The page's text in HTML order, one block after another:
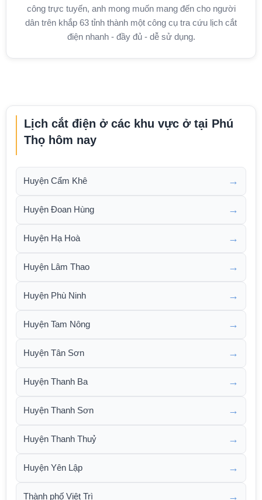
công trực tuyến, anh mong muốn mang đến cho người
dân trên khắp 63 tỉnh thành một công cụ tra cứu lịch cắt
điện nhanh - đầy đủ - dễ sử dụng.
Lịch cắt điện ở các khu vực ở tại Phú
Thọ hôm nay
Huyện Cẩm Khê →
Huyện Đoan Hùng →
Huyện Hạ Hoà →
Huyện Lâm Thao →
Huyện Phù Ninh →
Huyện Tam Nông →
Huyện Tân Sơn →
Huyện Thanh Ba →
Huyện Thanh Sơn →
Huyện Thanh Thuỷ →
Huyện Yên Lập →
Thành phố Việt Trì →